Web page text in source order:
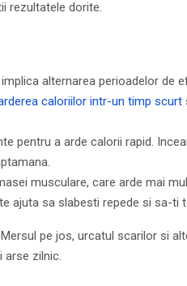
rezultatele dorite.
alternarea perioadelor de
caloriilor intr-un timp scurt
pentru a arde calorii rapid.
musculare, care arde mai
ajuta sa slabesti repede si sa-ti
pe jos, urcatul scarilor si
arse zilnic.